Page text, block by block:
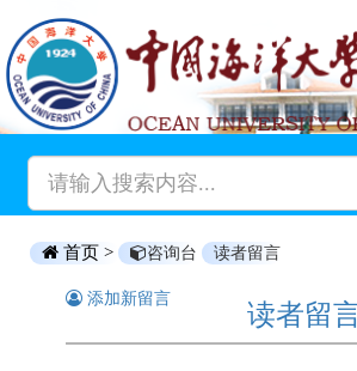
首页 > 咨询台 读者留言
读者留
添加新留言